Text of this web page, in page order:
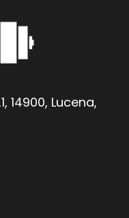
14900, Lucena,